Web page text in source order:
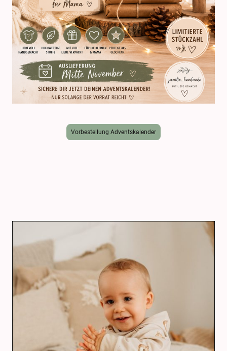
Vorbestellung Adventskalender